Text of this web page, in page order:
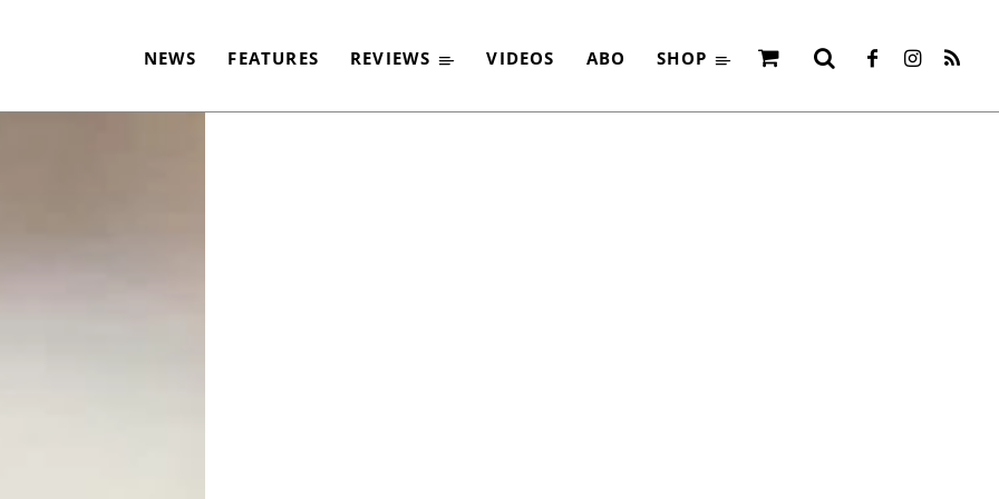
NEWS FEATURES REVIEWS VIDEOS ABO SHOP
JACQUELINE FLOSSMANN - 2. JULI 2020